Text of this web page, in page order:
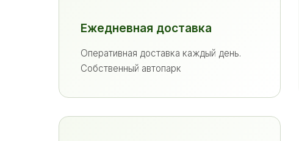
Ежедневная доставка
Оперативная доставка каждый день.
Собственный автопарк